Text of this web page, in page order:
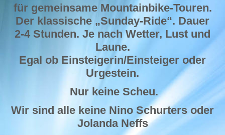
für gemeinsame Mountainbike-Touren.
Der klassische „Sunday-Ride“. Dauer
2-4 Stunden. Je nach Wetter, Lust und
Laune.
Egal ob Einsteigerin/Einsteiger oder
Urgestein.
Nur keine Scheu.
Wir sind alle keine Nino Schurters oder
Jolanda Neffs